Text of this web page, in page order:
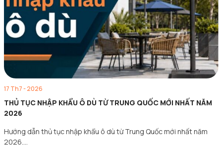
17 Th7 - 2026
THỦ TỤC NHẬP KHẨU Ô DÙ TỪ TRUNG QUỐC MỚI NHẤT NĂM
2026
Hướng dẫn thủ tục nhập khẩu ô dù từ Trung Quốc mới nhất năm
2026.…